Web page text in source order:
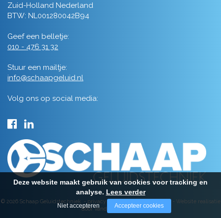
Zuid-Holland Nederland
BTW: NL001280042B94
Geef een belletje:
010 - 476 31 32
Stuur een mailtje:
info@schaapgeluid.nl
Volg ons op social media:
© 2026 Schaap Geluidstechniek - privacy - algemene voorwaarden- Website realisatie
door Vanderperk Groep
Deze website maakt gebruik van cookies voor tracking en
analyse. Lees verder
Niet accepteren Accepteer cookies